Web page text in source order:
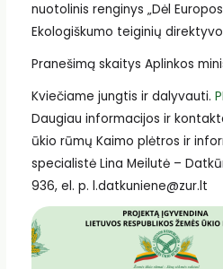
nuotolinis renginys „Dėl
Ekologiškumo teiginių
Pranešimą skaitys Aplinkos
Kviečiame jungtis ir dalyvauti.
Daugiau informacijos ir
ūkio rūmų Kaimo plėtros ir
specialistė Lina Meilutė –
936, el. p. l.datkuniene@zur.lt